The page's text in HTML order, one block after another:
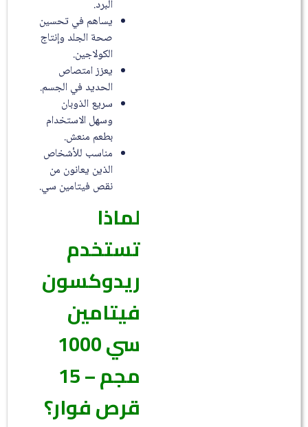
يساهم في تحسين
صحة الجلد وإنتاج
الكولاجين.
يعزز امتصاص
الحديد في الجسم.
سريع الذوبان
وسهل الاستخدام
بطعم منعش.
مناسب للأشخاص
الذين يعانون من
نقص فيتامين سي.
لماذا
تستخدم
ريدوكسون
فيتامين
سي 1000
مجم – 15
قرص فوار؟